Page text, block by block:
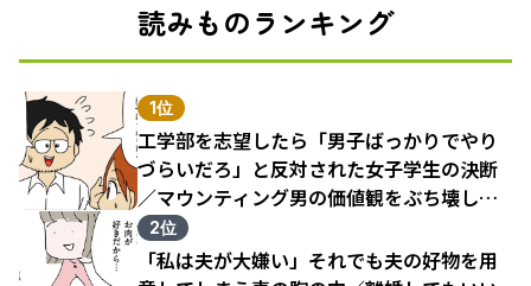
読みものランキング
1位
工学部を志望したら「男子ばっかりでやり
づらいだろ」と反対された女子学生の決断
／マウンティング男の価値観をぶち壊した
結果（1）
2位
「私は夫が大嫌い」それでも夫の好物を用